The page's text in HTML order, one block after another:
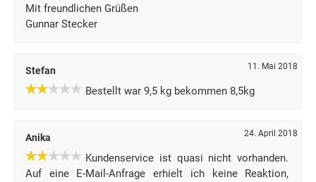
Mit freundlichen Grüßen
Gunnar Stecker
Stefan 11. Mai 2018
Bestellt war 9,5 kg bekommen 8,5kg
Anika 24. April 2018
Kundenservice ist quasi nicht vorhanden.
Auf eine E-Mail-Anfrage erhielt ich keine Reaktion,